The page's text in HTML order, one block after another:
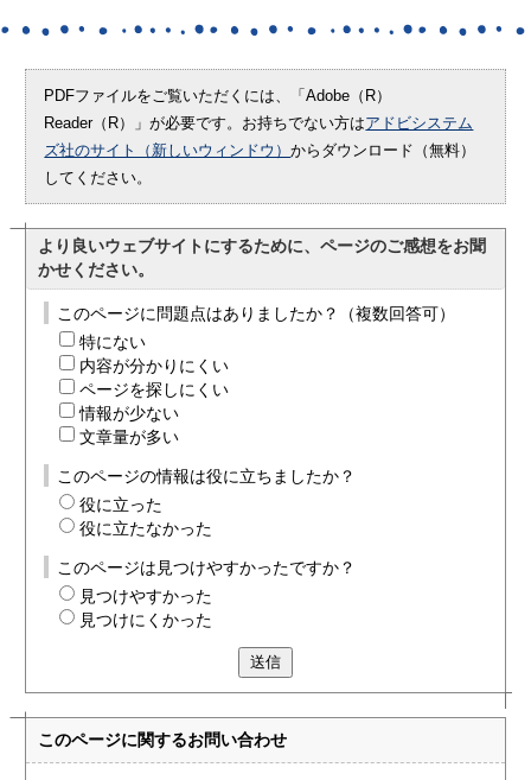
PDFファイルをご覧いただくには、「Adobe（R）
Reader（R）」が必要です。お持ちでない方はアドビシステム
ズ社のサイト（新しいウィンドウ）からダウンロード（無料）
してください。
より良いウェブサイトにするために、ページのご感想をお聞
かせください。
このページに問題点はありましたか？（複数回答可）
特にない
内容が分かりにくい
ページを探しにくい
情報が少ない
文章量が多い
このページの情報は役に立ちましたか？
役に立った
役に立たなかった
このページは見つけやすかったですか？
見つけやすかった
見つけにくかった
送信
このページに関するお問い合わせ